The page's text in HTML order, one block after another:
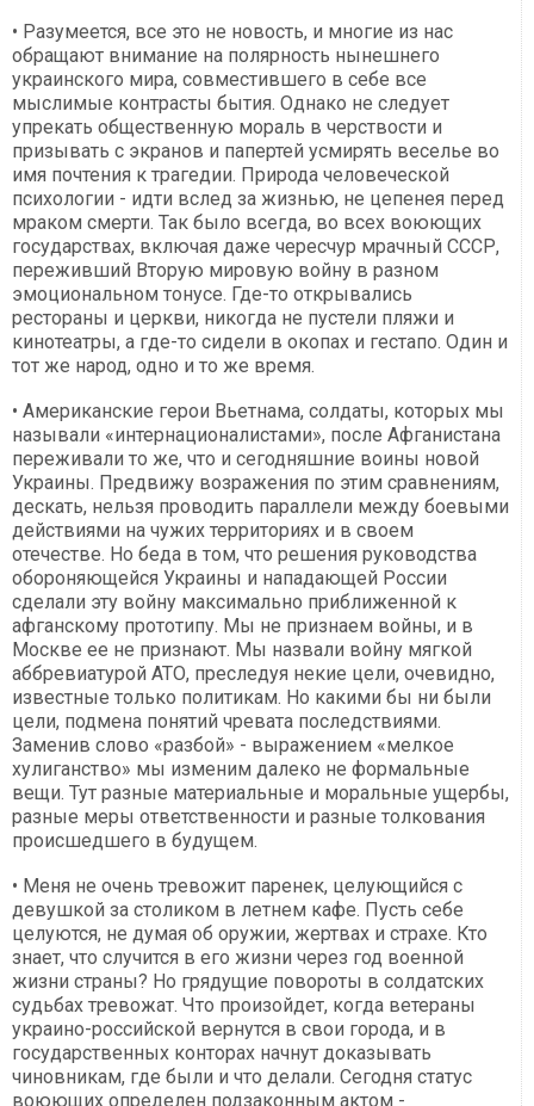
• Разумеется, все это не новость, и многие из нас
обращают внимание на полярность нынешнего
украинского мира, совместившего в себе все
мыслимые контрасты бытия. Однако не следует
упрекать общественную мораль в черствости и
призывать с экранов и папертей усмирять веселье во
имя почтения к трагедии. Природа человеческой
психологии - идти вслед за жизнью, не цепенея перед
мраком смерти. Так было всегда, во всех воюющих
государствах, включая даже чересчур мрачный СССР,
переживший Вторую мировую войну в разном
эмоциональном тонусе. Где-то открывались
рестораны и церкви, никогда не пустели пляжи и
кинотеатры, а где-то сидели в окопах и гестапо. Один и
тот же народ, одно и то же время.
• Американские герои Вьетнама, солдаты, которых мы
называли «интернационалистами», после Афганистана
переживали то же, что и сегодняшние воины новой
Украины. Предвижу возражения по этим сравнениям,
дескать, нельзя проводить параллели между боевыми
действиями на чужих территориях и в своем
отечестве. Но беда в том, что решения руководства
обороняющейся Украины и нападающей России
сделали эту войну максимально приближенной к
афганскому прототипу. Мы не признаем войны, и в
Москве ее не признают. Мы назвали войну мягкой
аббревиатурой АТО, преследуя некие цели, очевидно,
известные только политикам. Но какими бы ни были
цели, подмена понятий чревата последствиями.
Заменив слово «разбой» - выражением «мелкое
хулиганство» мы изменим далеко не формальные
вещи. Тут разные материальные и моральные ущербы,
разные меры ответственности и разные толкования
происшедшего в будущем.
• Меня не очень тревожит паренек, целующийся с
девушкой за столиком в летнем кафе. Пусть себе
целуются, не думая об оружии, жертвах и страхе. Кто
знает, что случится в его жизни через год военной
жизни страны? Но грядущие повороты в солдатских
судьбах тревожат. Что произойдет, когда ветераны
украино-российской вернутся в свои города, и в
государственных конторах начнут доказывать
чиновникам, где были и что делали. Сегодня статус
воюющих определен подзаконным актом -